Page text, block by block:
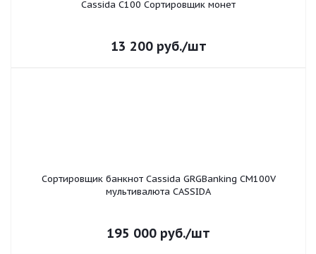
Cassida С100 Сортировщик монет
13 200руб./шт
Сортировщик банкнот Cassida GRGBanking CM100V
мультивалюта CASSIDA
195 000 руб./шт